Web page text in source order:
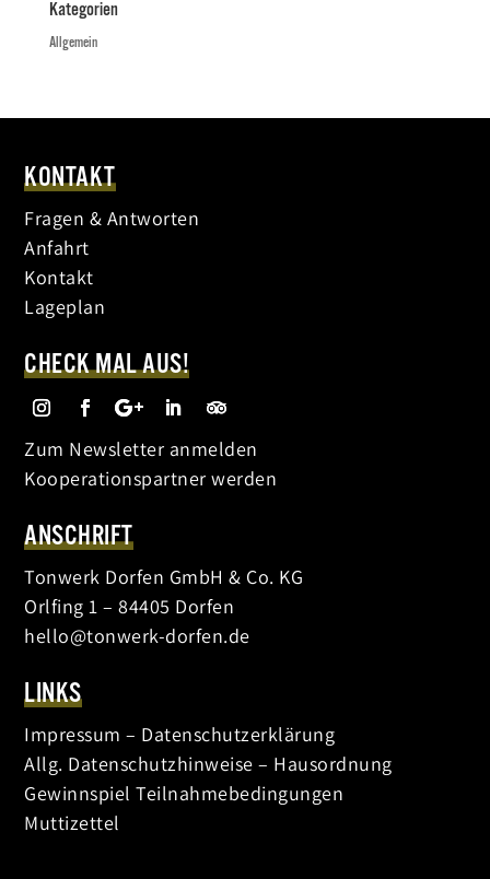
Kategorien
Allgemein
KONTAKT
Fragen & Antworten
Anfahrt
Kontakt
Lageplan
CHECK MAL AUS!
Zum Newsletter anmelden
Kooperationspartner werden
ANSCHRIFT
Tonwerk Dorfen GmbH & Co. KG
Orlfing 1 – 84405 Dorfen
hello@tonwerk-dorfen.de
LINKS
Impressum – Datenschutzerklärung
Allg. Datenschutzhinweise – Hausordnung
Gewinnspiel Teilnahmebedingungen
Muttizettel